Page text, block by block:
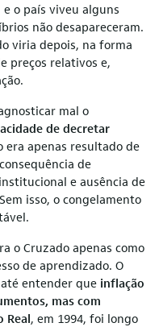
o país viveu alguns
não desapareceram.
viria depois, na forma
preços relativos e,
mal o
de decretar
era apenas resultado de
de
e ausência de
isso, o congelamento
o Cruzado apenas como
de aprendizado. O
entender que inflação
mas com
Real, em 1994, foi longo